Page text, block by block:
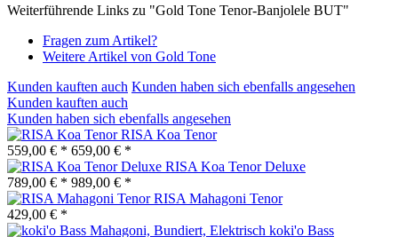
Weiterführende Links zu "Gold Tone Tenor-Banjolele BUT"
Fragen zum Artikel?
Weitere Artikel von Gold Tone
Kunden kauften auch Kunden haben sich ebenfalls angesehen
Kunden kauften auch
Kunden haben sich ebenfalls angesehen
RISA Koa Tenor
559,00 € * 659,00 € *
RISA Koa Tenor Deluxe
789,00 € * 989,00 € *
RISA Mahagoni Tenor
429,00 € *
koki'o Bass